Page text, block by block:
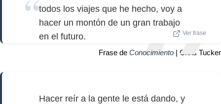
todos los viajes que he hecho, voy a
hacer un montón de un gran trabajo
en el futuro.
Ver frase
Frase de Conocimiento | Chris Tucker
Hacer reír a la gente le está dando, y